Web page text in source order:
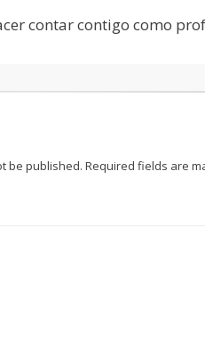
contar contigo como
be published. Required fields are